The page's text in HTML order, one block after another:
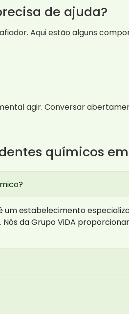
de ajuda?
Aqui estão alguns
agir. Conversar
químicos
estabelecimento
da Grupo ViDA